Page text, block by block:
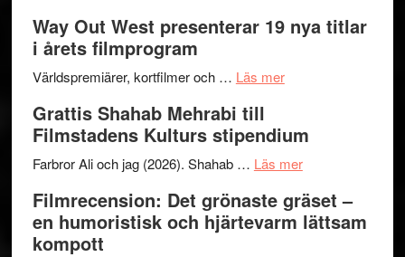
kväll
II
trailern
The
Files:
I
Want
Believe
–
Way Out West presenterar 19 nya titlar
i årets filmprogram
Världspremiärer, kortfilmer och … Läs merom
West
presenterar
nya
titlar
Grattis Shahab Mehrabi till
Filmstadens Kulturs stipendium
Farbror Ali och jag (2026). Shahab … Läs merom
Shahab
Mehrabi
Filmrecension: Det grönaste gräset –
en humoristisk och hjärtevarm lättsam
kompott